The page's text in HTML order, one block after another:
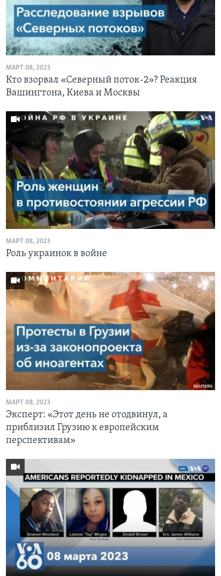
МАРТ 08, 2023
Кто взорвал «Северный поток-2»? Реакция
Вашингтона, Киева и Москвы
МАРТ 08, 2023
Роль украинок в войне
МАРТ 08, 2023
Эксперт: «Этот день не отодвинул, а
приблизил Грузию к европейским
перспективам»